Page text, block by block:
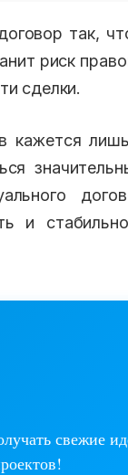
так,
риск
сделки.
кажется
и
свежие